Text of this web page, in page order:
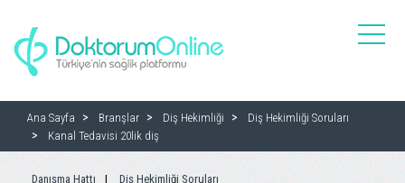
toggle
Ana Sayfa Branşlar Diş Hekimliği
Diş Hekimliği Soruları
Kanal Tedavisi 20lik diş
Danışma Hattı Diş Hekimliği Soruları